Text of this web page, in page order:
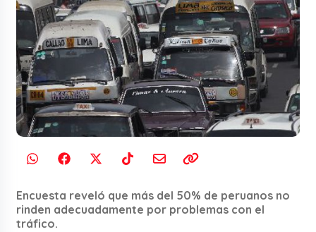
Encuesta reveló que más del 50% de peruanos no
rinden adecuadamente por problemas con el
tráfico.